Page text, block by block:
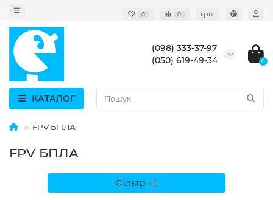
0 0 грн.
(098) 333-37-97
(050) 619-49-34
0
КАТАЛОГ
FPV БПЛА
FPV БПЛА
Фільтр